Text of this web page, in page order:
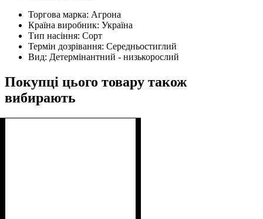
Торгова марка: Агрона
Країна виробник: Україна
Тип насіння: Сорт
Термін дозрівання: Середньостиглий
Вид: Детермінантний - низькорослий
Покупці цього товару також
вибирають